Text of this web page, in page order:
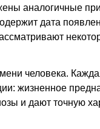
аналогичные
дата
человека.
жизненное
и дают точную